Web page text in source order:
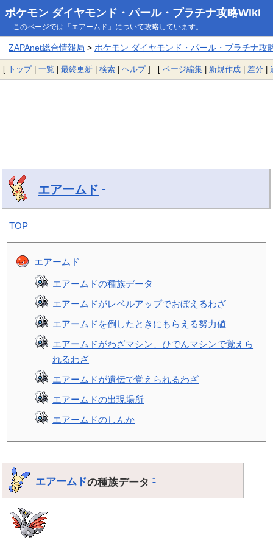
ポケモン ダイヤモンド・パール・プラチナ攻略Wiki
このページでは「エアームド」について攻略しています。
ZAPAnet総合情報局 > ポケモン ダイヤモンド・パール・プラチナ攻
[ トップ| 一覧 | 最終更新 | 検索 | ヘルプ] [ ページ編集 | 新規作成 | 差分 |
エアームド †
TOP
エアームド
エアームドの種族データ
エアームドがレベルアップでおぼえるわざ
エアームドを倒したときにもらえる努力値
エアームドがわざマシン、ひでんマシンで覚えら
れるわざ
エアームドが遺伝で覚えられるわざ
エアームドの出現場所
エアームドのしんか
エアームドの種族データ†